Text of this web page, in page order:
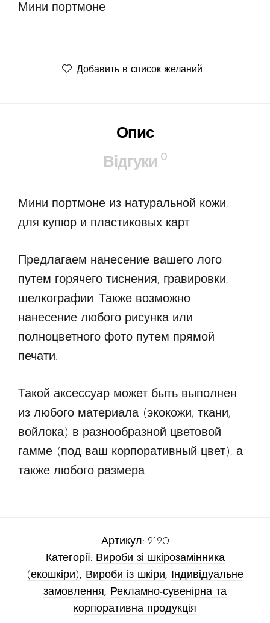
Мини портмоне
Добавить в список желаний
Опис
Відгуки 0
Мини портмоне из натуральной кожи,
для купюр и пластиковых карт.
Предлагаем нанесение вашего лого
путем горячего тиснения, гравировки,
шелкографии. Также возможно
нанесение любого рисунка или
полноцветного фото путем прямой
печати.
Такой аксессуар может быть выполнен
из любого материала (экокожи, ткани,
войлока) в разнообразной цветовой
гамме (под ваш корпоративный цвет), а
также любого размера.
Артикул: 2120
Категорії: Вироби зі шкірозамінника
(екошкіри), Вироби із шкіри, Індивідуальне
замовлення, Рекламно-сувенірна та
корпоративна продукція